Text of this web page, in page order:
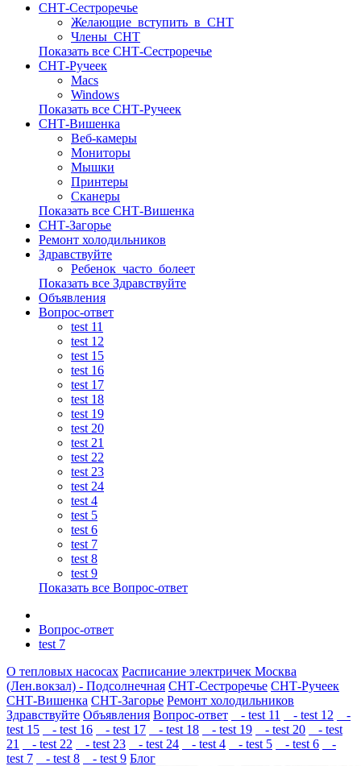
СНТ-Сестроречье
Желающие_вступить_в_СНТ
Члены_СНТ
Показать все СНТ-Сестроречье
СНТ-Ручеек
Macs
Windows
Показать все СНТ-Ручеек
СНТ-Вишенка
Веб-камеры
Мониторы
Мышки
Принтеры
Сканеры
Показать все СНТ-Вишенка
СНТ-Загорье
Ремонт холодильников
Здравствуйте
Ребенок_часто_болеет
Показать все Здравствуйте
Объявления
Вопрос-ответ
test 11
test 12
test 15
test 16
test 17
test 18
test 19
test 20
test 21
test 22
test 23
test 24
test 4
test 5
test 6
test 7
test 8
test 9
Показать все Вопрос-ответ
Вопрос-ответ
test 7
О тепловых насосах Расписание электричек Москва
(Лен.вокзал) - Подсолнечная СНТ-Сестроречье СНТ-Ручеек
СНТ-Вишенка СНТ-Загорье Ремонт холодильников
Здравствуйте Объявления Вопрос-ответ - test 11 - test 12
-
test 15
- test 16 - test 17 - test 18 - test 19 - test 20
- test
21
- test 22 - test 23 - test 24 - test 4 - test 5 - test 6
-
test 7
- test 8 - test 9 Блог